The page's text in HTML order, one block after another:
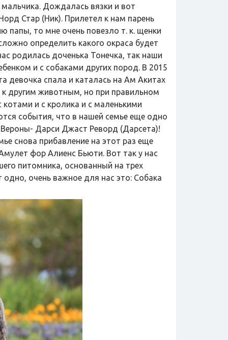
мальчика. Дождалась вязки и вот
Стар (Ник). Прилетел к нам парень
папы, то мне очень повезло т. к. щенки
определить какого окраса будет
родилась доченька Тонечка, так наши
и с собаками других пород. В 2015
девочка спала и каталась на Ам Акитах
другим животным, но при правильном
и с кролика и с маленькими
события, что в нашей семье еще одно
Дарси Джаст Реворд (Дарсета)!
снова прибавление на этот раз еще
фор Алиенс Бьюти. Вот так у нас
питомника, основанный на трех
очень важное для нас это: Собака